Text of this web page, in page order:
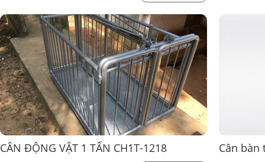
CÂN ĐỘNG VẬT 1 TẤN CH1T-1218
Cân bàn